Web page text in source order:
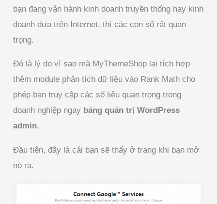
bạn đang vận hành kinh doanh truyền thống hay kinh
doanh dựa trên Internet, thì các con số rất quan
trọng.
Đó là lý do vì sao mà MyThemeShop lại tích hợp
thêm module phân tích dữ liệu vào Rank Math cho
phép bạn truy cập các số liệu quan trọng trong
doanh nghiệp ngay bảng quản trị WordPress
admin.
Đầu tiên, đây là cái bạn sẽ thấy ở trang khi bạn mở
nó ra.